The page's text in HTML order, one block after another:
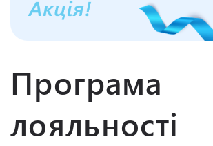
Програма
лояльності